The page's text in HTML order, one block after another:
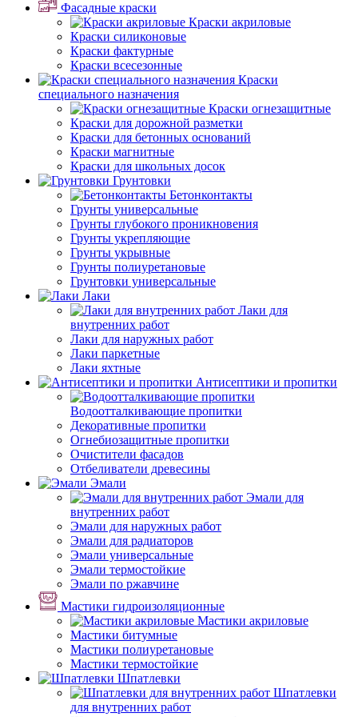
Фасадные краски
Краски акриловые
Краски силиконовые
Краски фактурные
Краски всесезонные
Краски
специального назначения
Краски огнезащитные
Краски для дорожной разметки
Краски для бетонных оснований
Краски магнитные
Краски для школьных досок
Грунтовки
Бетонконтакты
Грунты универсальные
Грунты глубокого проникновения
Грунты укрепляющие
Грунты укрывные
Грунты полиуретановые
Грунтовки универсальные
Лаки
Лаки для
внутренних работ
Лаки для наружных работ
Лаки паркетные
Лаки яхтные
Антисептики и пропитки
Водоотталкивающие пропитки
Декоративные пропитки
Огнебиозащитные пропитки
Очистители фасадов
Отбеливатели древесины
Эмали
Эмали для
внутренних работ
Эмали для наружных работ
Эмали для радиаторов
Эмали универсальные
Эмали термостойкие
Эмали по ржавчине
Мастики гидроизоляционные
Мастики акриловые
Мастики битумные
Мастики полиуретановые
Мастики термостойкие
Шпатлевки
Шпатлевки
для внутренних работ